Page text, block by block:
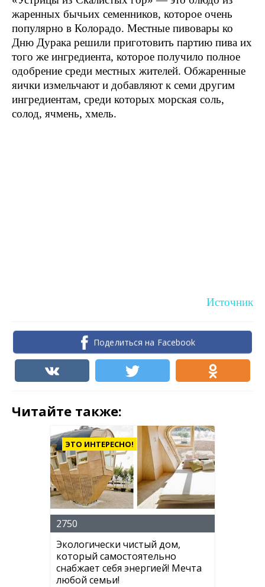
жаренных бычьих семенников, которое очень
популярно в Колорадо. Местные пивовары ко
Дню Дурака решили приготовить партию пива их
того же ингредиента, которое получило полное
одобрение среди местных жителей. Обжаренные
яички измельчают и добавляют к семи другим
ингредиентам, среди которых морская соль,
солод, ячмень, хмель.
Источник
Поделиться на Facebook
Читайте также:
ЭТО ИНТЕРЕСНО!
2750
Экологически чистый дом,
который самостоятельно
снабжает себя энергией! Мечта
любой семьи!